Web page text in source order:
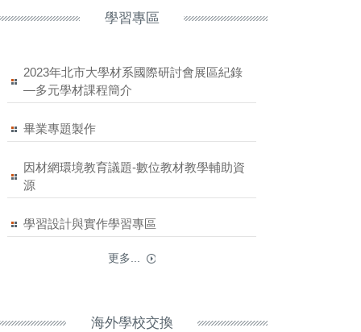
學習專區
2023年北市大學材系國際研討會展區紀錄
—多元學材課程簡介
畢業專題製作
因材網環境教育議題-數位教材教學輔助資
源
學習設計與實作學習專區
更多...
海外學校交換